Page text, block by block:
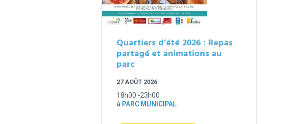
Quartiers d’été 2026 : Repas
partagé et animations au
parc
27 AOÛT 2026
18h00 -23h00
à PARC MUNICIPAL